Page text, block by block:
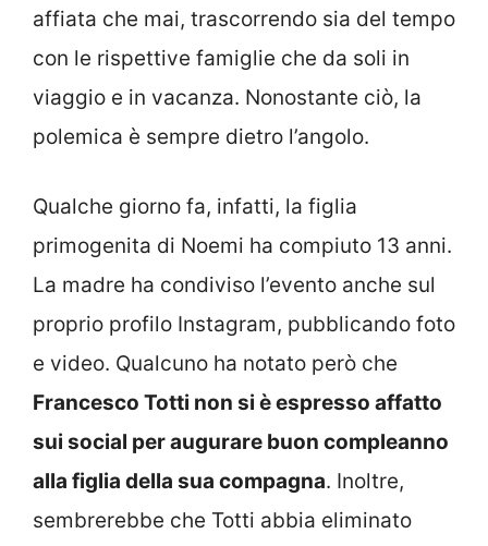
affiata che mai, trascorrendo sia del tempo
con le rispettive famiglie che da soli in
viaggio e in vacanza. Nonostante ciò, la
polemica è sempre dietro l’angolo.
Qualche giorno fa, infatti, la figlia
primogenita di Noemi ha compiuto 13 anni.
La madre ha condiviso l’evento anche sul
proprio profilo Instagram, pubblicando foto
e video. Qualcuno ha notato però che
Francesco Totti non si è espresso affatto
sui social per augurare buon compleanno
alla figlia della sua compagna. Inoltre,
sembrerebbe che Totti abbia eliminato